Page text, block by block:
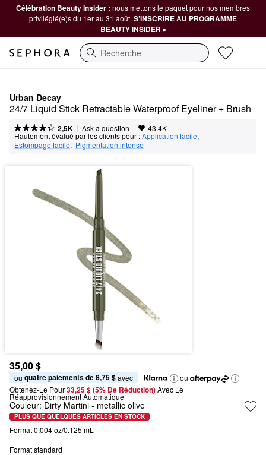
Célébration Beauty Insider : nous mettons le paquet pour nos membres
privilégié(e)s du 1er au 31 août. S’INSCRIRE AU PROGRAMME
BEAUTY INSIDER ▸
Recherche
Urban Decay
24/7 Liquid Stick Retractable Waterproof Eyeliner + Brush
2,5K | Ask a question | 43.4K
Hautement évalué par les clients pour :Application facile,
Estompage facile, Pigmentation intense
35,00 $
ou quatre paiements de 8,75 $ avec
ou
Obtenez-Le Pour33,25 $ (5% De Réduction) Avec Le
Réapprovisionnement Automatique
Couleur: Dirty Martini - metallic olive
PLUS QUE QUELQUES ARTICLES EN STOCK
Format 0.004 oz/0.125 mL
Format standard